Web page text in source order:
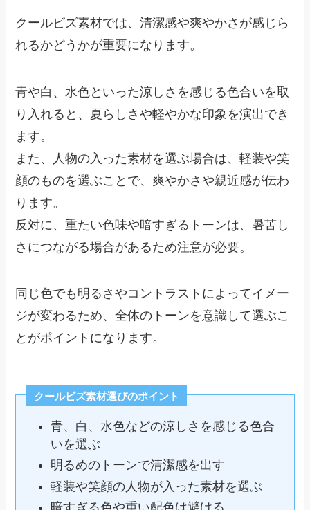
クールビズ素材では、清潔感や爽やかさが感じら
れるかどうかが重要になります。
青や白、水色といった涼しさを感じる色合いを取
り入れると、夏らしさや軽やかな印象を演出でき
ます。
また、人物の入った素材を選ぶ場合は、軽装や笑
顔のものを選ぶことで、爽やかさや親近感が伝わ
ります。
反対に、重たい色味や暗すぎるトーンは、暑苦し
さにつながる場合があるため注意が必要。
同じ色でも明るさやコントラストによってイメー
ジが変わるため、全体のトーンを意識して選ぶこ
とがポイントになります。
クールビズ素材選びのポイント
青、白、水色などの涼しさを感じる色合
いを選ぶ
明るめのトーンで清潔感を出す
軽装や笑顔の人物が入った素材を選ぶ